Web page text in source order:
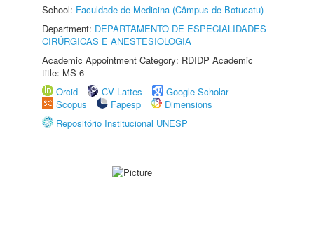
School: Faculdade de Medicina (Câmpus de Botucatu)
Department: DEPARTAMENTO DE ESPECIALIDADES
CIRÚRGICAS E ANESTESIOLOGIA
Academic Appointment Category: RDIDP Academic
title: MS-6
Orcid
CV Lattes
Google Scholar
Scopus
Fapesp
Dimensions
Repositório Institucional UNESP